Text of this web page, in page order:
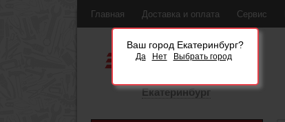
Главная Доставка и оплата Сервис
Ваш город Екатеринбург?
Да Нет Выбрать город
Екатеринбург